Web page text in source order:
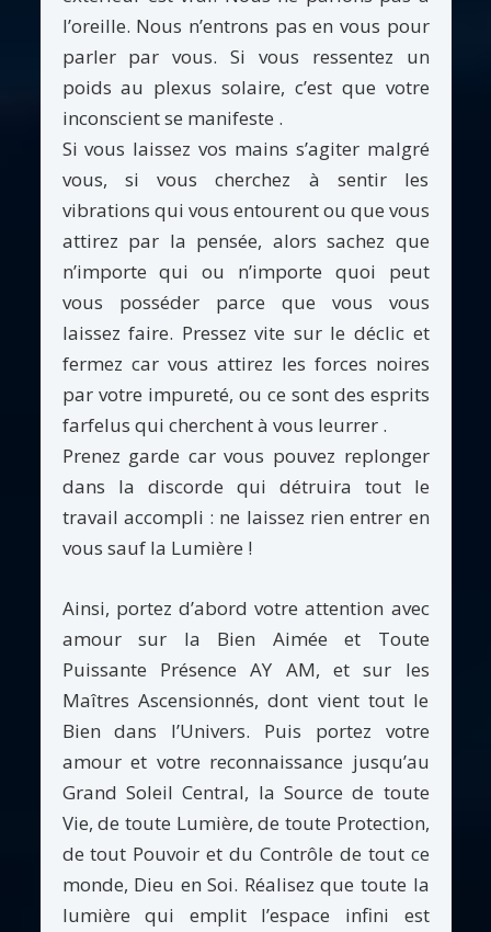
l’oreille. Nous n’entrons pas en vous pour
parler par vous. Si vous ressentez un
poids au plexus solaire, c’est que votre
inconscient se manifeste .
Si vous laissez vos mains s’agiter malgré
vous, si vous cherchez à sentir les
vibrations qui vous entourent ou que vous
attirez par la pensée, alors sachez que
n’importe qui ou n’importe quoi peut
vous posséder parce que vous vous
laissez faire. Pressez vite sur le déclic et
fermez car vous attirez les forces noires
par votre impureté, ou ce sont des esprits
farfelus qui cherchent à vous leurrer .
Prenez garde car vous pouvez replonger
dans la discorde qui détruira tout le
travail accompli : ne laissez rien entrer en
vous sauf la Lumière !
Ainsi, portez d’abord votre attention avec
amour sur la Bien Aimée et Toute
Puissante Présence AY AM, et sur les
Maîtres Ascensionnés, dont vient tout le
Bien dans l’Univers. Puis portez votre
amour et votre reconnaissance jusqu’au
Grand Soleil Central, la Source de toute
Vie, de toute Lumière, de toute Protection,
de tout Pouvoir et du Contrôle de tout ce
monde, Dieu en Soi. Réalisez que toute la
lumière qui emplit l’espace infini est